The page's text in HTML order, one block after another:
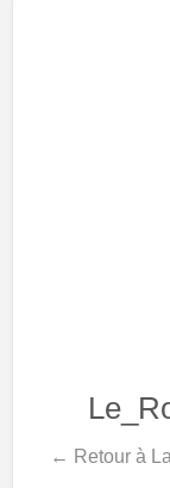
← Retour à